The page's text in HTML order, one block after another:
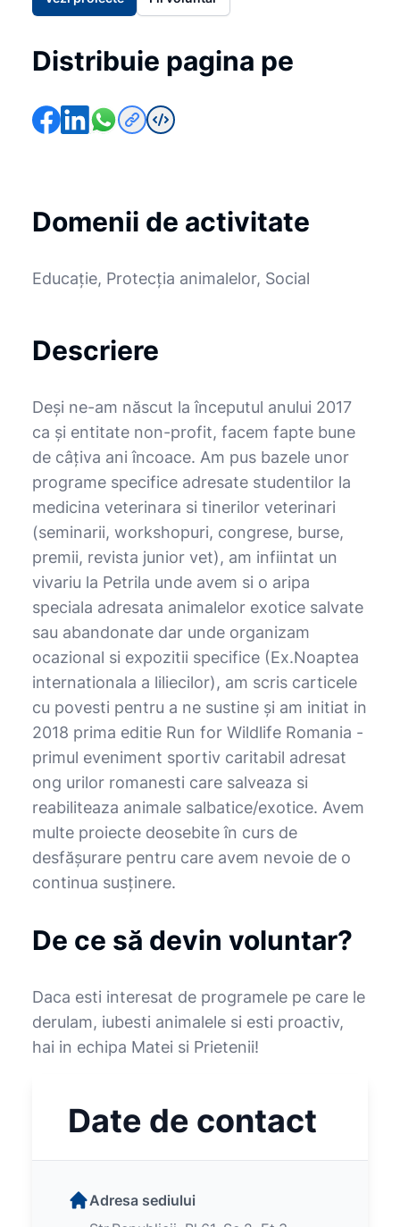
Distribuie pagina pe
Domenii de activitate
Educație, Protecția animalelor, Social
Descriere
Deşi ne-am născut la începutul anului 2017
ca şi entitate non-profit, facem fapte bune
de câţiva ani încoace. Am pus bazele unor
programe specifice adresate studentilor la
medicina veterinara si tinerilor veterinari
(seminarii, workshopuri, congrese, burse,
premii, revista junior vet), am infiintat un
vivariu la Petrila unde avem si o aripa
speciala adresata animalelor exotice salvate
sau abandonate dar unde organizam
ocazional si expozitii specifice (Ex.Noaptea
internationala a liliecilor), am scris carticele
cu povesti pentru a ne sustine şi am initiat in
2018 prima editie Run for Wildlife Romania -
primul eveniment sportiv caritabil adresat
ong urilor romanesti care salveaza si
reabiliteaza animale salbatice/exotice. Avem
multe proiecte deosebite în curs de
desfăşurare pentru care avem nevoie de o
continua susţinere.
De ce să devin voluntar?
Daca esti interesat de programele pe care le
derulam, iubesti animalele si esti proactiv,
hai in echipa Matei si Prietenii!
Date de contact
Adresa sediului